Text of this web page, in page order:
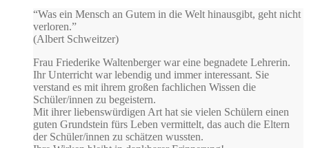
“Was ein Mensch an Gutem in die Welt hinausgibt, geht nicht
verloren.”
(Albert Schweitzer)
Frau Friederike Waltenberger war eine begnadete Lehrerin.
Ihr Unterricht war lebendig und immer interessant. Sie
verstand es mit ihrem großen fachlichen Wissen die
Schüler/innen zu begeistern.
Mit ihrer liebenswürdigen Art hat sie vielen Schülern einen
guten Grundstein fürs Leben vermittelt, das auch die Eltern
der Schüler/innen zu schätzen wussten.